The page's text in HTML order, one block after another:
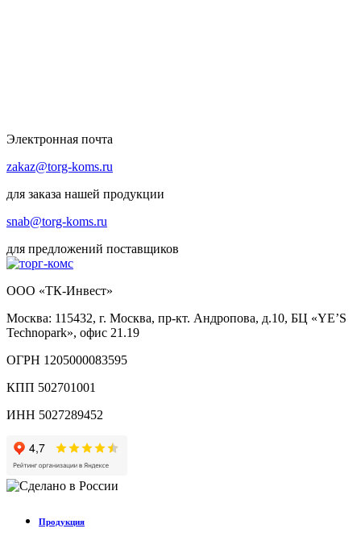
Электронная почта
zakaz@torg-koms.ru
для заказа нашей продукции
snab@torg-koms.ru
для предложений поставщиков
ООО «ТК-Инвест»
Москва: 115432, г. Москва, пр-кт. Андропова, д.10, БЦ «YE’S
Technopark», офис 21.19
ОГРН 1205000083595
КПП 502701001
ИНН 5027289452
Продукция